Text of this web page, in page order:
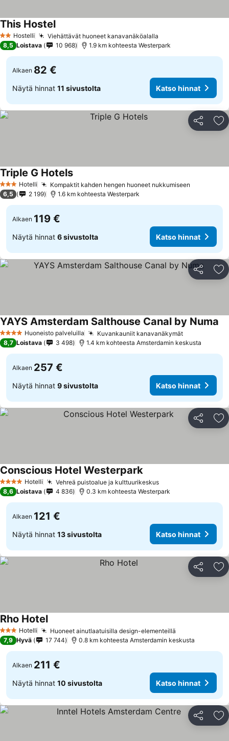
2 Tähtiluokitus
Hostelli Viehättävät huoneet kanavanäköalalla
This Hostel
8,5 Loistava 10 968 1.9 km kohteesta Westerpark
Alkaen 82 €
Näytä hinnat 11 sivustolta Katso hinnat
Jaa
3 Tähtiluokitus
Hotelli Kompaktit kahden hengen huoneet nukkumiseen
Triple G Hotels
6,5 2 199 1.6 km kohteesta Westerpark
Alkaen 119 €
Näytä hinnat 6 sivustolta Katso hinnat
Jaa
4 TähtiluokitusHuoneisto palveluilla Kuvankauniit kanavanäkymät
YAYS Amsterdam Salthouse Canal by Numa
8,7 Loistava 3 498 1.4 km kohteesta Amsterdamin keskusta
Alkaen 257 €
Näytä hinnat 9 sivustolta Katso hinnat
Jaa
4 Tähtiluokitus
Hotelli Vehreä puistoalue ja kulttuurikeskus
Conscious Hotel Westerpark
8,6 Loistava 4 836 0.3 km kohteesta Westerpark
Alkaen 121 €
Näytä hinnat 13 sivustolta Katso hinnat
Jaa
3 Tähtiluokitus
Hotelli Huoneet ainutlaatuisilla design-elementeillä
Rho Hotel
7,9 Hyvä 17 744 0.8 km kohteesta Amsterdamin keskusta
Alkaen 211 €
Näytä hinnat 10 sivustolta Katso hinnat
Jaa